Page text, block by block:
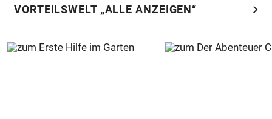
VORTEILSWELT „ALLE ANZEIGEN“ chevron_right